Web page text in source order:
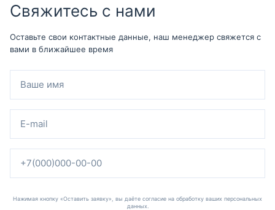
Свяжитесь с нами
Оставьте свои контактные данные, наш менеджер свяжется с
вами в ближайшее время
Нажимая кнопку «Оставить заявку», вы даёте согласие на обработку ваших персональных
данных.